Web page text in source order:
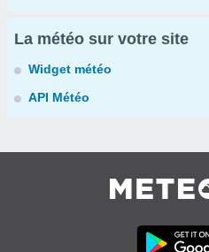
La météo sur votre site
Widget météo
API Météo